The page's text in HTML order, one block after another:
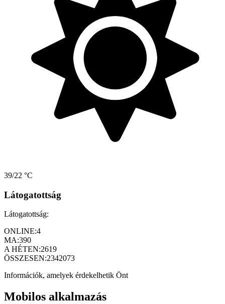
39/22 °C
Látogatottság
Látogatottság:
ONLINE:4
MA:390
A HÉTEN:2619
ÖSSZESEN:2342073
Információk, amelyek érdekelhetik Önt
Mobilos alkalmazás